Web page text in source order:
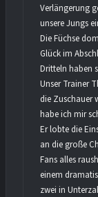
Verlängerung
unsere Jungs
Die Füchse
Glück im
Dritteln haben
Unser Trainer
die Zuschauer
habe ich mir
Er lobte die
an die große
Fans alles
einem
zwei in